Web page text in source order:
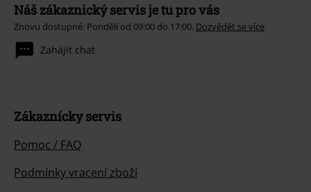
Náš zákaznický servis je tu pro vás
Znovu dostupné: Pondělí od 09:00 do 17:00. Dozvědět se více
Zahájit chat
Zákaznícky servis
Pomoc / FAQ
Podmínky vracení zboží